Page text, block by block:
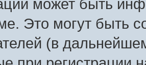
может быть
Это могут быть
(в